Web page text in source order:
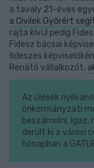
a tavaly 21-éves
a Civilek Győrért
rajta kívül pedig
Fidesz bácsai
fideszes
Renátó vállalkozót,
Az ülések
önkormányzati
beszámolni. Igaz,
derült ki a városi
hónapban a